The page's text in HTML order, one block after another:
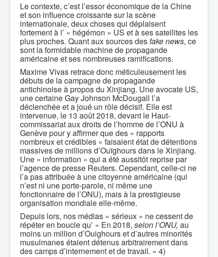
Le contexte, c’est l’essor économique de la Chine
et son influence croissante sur la scène
internationale, deux choses qui déplaisent
fortement à l’ « hégémon » US et à ses satellites les
plus proches. Quant aux sources desfake news, ce
sont la formidable machine de propagande
américaine et ses nombreuses ramifications.
Maxime Vivas retrace donc méticuleusement les
débuts de la campagne de propagande
antichinoise à propos du Xinjiang. Une avocate US,
une certaine Gay Johnson McDougall l’a
déclenchée et a joué un rôle décisif. Elle est
intervenue, le 13 août 2018, devant le Haut-
commissariat aux droits de l’homme de l’ONU à
Genève pour y affirmer que des « rapports
nombreux et crédibles » faisaient état de détentions
massives de millions d’Ouïghours dans le Xinjiang.
Une « information » qui a été aussitôt reprise par
l’agence de presse Reuters. Cependant, celle-ci ne
l’a pas attribuée à une citoyenne américaine (qui
n’est ni une porte-parole, ni même une
fonctionnaire de l’ONU), mais à la prestigieuse
organisation mondiale elle-même.
Depuis lors, nos médias « sérieux » ne cessent de
répéter en boucle qu’ « En 2018, selon l’ONU, au
moins un million d’Ouighours et d’autres minorités
musulmanes étaient détenus arbitrairement dans
des camps d’internement et de travail. » 4)